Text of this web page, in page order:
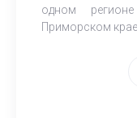
одном
Приморском крае.